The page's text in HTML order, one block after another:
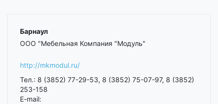
Барнаул
ООО "Мебельная Компания "Модуль"
http://mkmodul.ru/
Тел.: 8 (3852) 77-29-53, 8 (3852) 75-07-97, 8 (3852)
253-158
E-mail: